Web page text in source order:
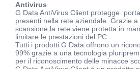
Antivirus
G Data AntiVirus Client protegge
presenti nella rete aziendale. Grazie
scansione la rete viene protetta in
limitare le prestazioni del PC.
Tutti i prodotti G Data offrono un
99% grazie a una tecnologia
per il riconoscimento delle minacce